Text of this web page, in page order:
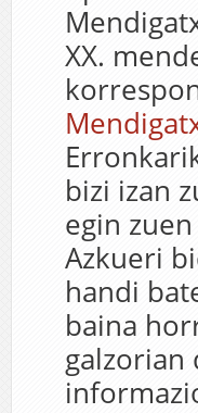
XX.
bizi izan
egin
Azkueri
handi
baina
galzorian